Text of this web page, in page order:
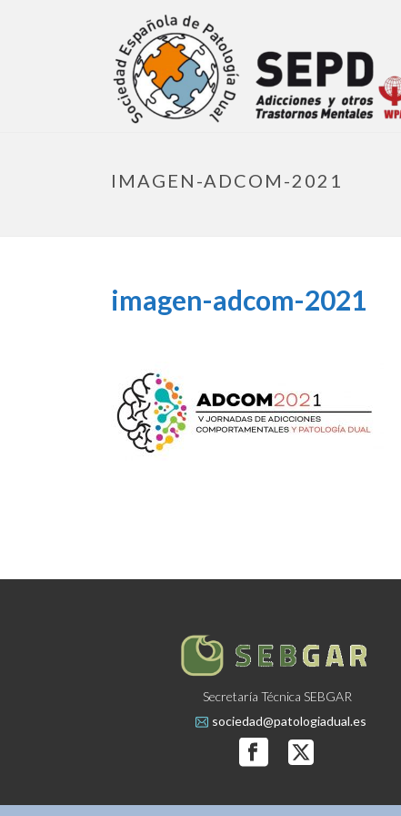
IMAGEN-ADCOM-2021
imagen-adcom-2021
Secretaría Técnica SEBGAR
sociedad@patologiadual.es